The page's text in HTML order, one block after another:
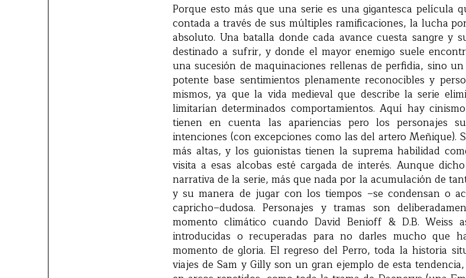
Porque esto más que una serie es una gigantesca película
contada a través de sus múltiples ramificaciones, la lucha
absoluto. Una batalla donde cada avance cuesta sangre y
destinado a sufrir, y donde el mayor enemigo suele
una sucesión de maquinaciones rellenas de perfidia, sino
potente base sentimientos plenamente reconocibles y
mismos, ya que la vida medieval que describe la serie
limitarían determinados comportamientos. Aquí hay
tienen en cuenta las apariencias pero los personajes
intenciones (con excepciones como las del artero Meñique).
más altas, y los guionistas tienen la suprema habilidad
visita a esas alcobas esté cargada de interés. Aunque
narrativa de la serie, más que nada por la acumulación de
y su manera de jugar con los tiempos –se condensan o
capricho–dudosa. Personajes y tramas son
momento climático cuando David Benioff & D.B. Weiss
introducidas o recuperadas para no darles mucho que
momento de gloria. El regreso del Perro, toda la historia
viajes de Sam y Gilly son un gran ejemplo de esta